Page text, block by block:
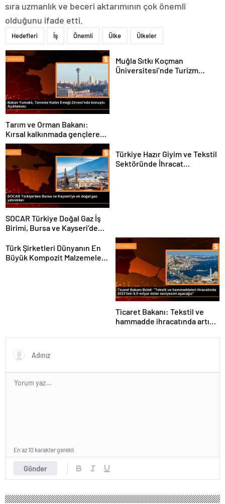
sıra uzmanlık ve beceri aktarımının çok önemli
olduğunu ifade etti.
Hedefleri İş Önemli Ülke Ülkeler
Tarım ve Orman Bakanı:
Kırsal kalkınmada gençlere
ve kadınlara pozitif ayrımcılık
yapıyoruz
Muğla Sıtkı Koçman
Üniversitesi’nde Turizm
SOCAR Türkiye Doğal Gaz İş
Birimi, Bursa ve Kayseri’de
Türkiye Hazır Giyim ve Tekstil
Sektöründe İhracat
Türk Şirketleri Dünyanın En
Büyük Kompozit Malzemeler
Ticaret Bakanı: Tekstil ve
hammadde ihracatında artış
Gönder
En az 10 karakter gerekli